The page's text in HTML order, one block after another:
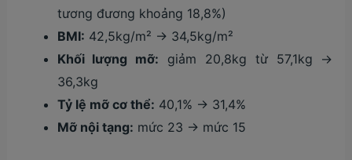
tương đương khoảng 18,8%)
BMI: 42,5kg/m² → 34,5kg/m²
Khối lượng mỡ: giảm 20,8kg từ 57,1kg →
36,3kg
Tỷ lệ mỡ cơ thể: 40,1% → 31,4%
Mỡ nội tạng: mức 23 → mức 15